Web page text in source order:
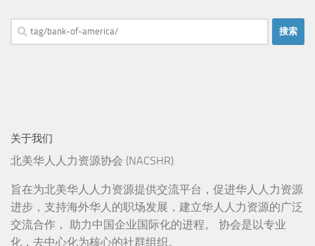
搜
索：
关于我们
北美华人人力资源协会 (NACSHR)
旨在为北美华人人力资源提供交流平台，促进华人人力资源
进步，支持海外华人的职场发展，建立华人人力资源的广泛
交流合作， 助力中国企业国际化的进程。 协会是以专业
化，去中心化为核心的社群组织。